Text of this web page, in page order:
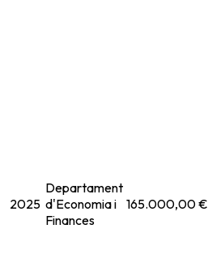
2025
Departament
d'Economia i
Finances
165.000,00 €